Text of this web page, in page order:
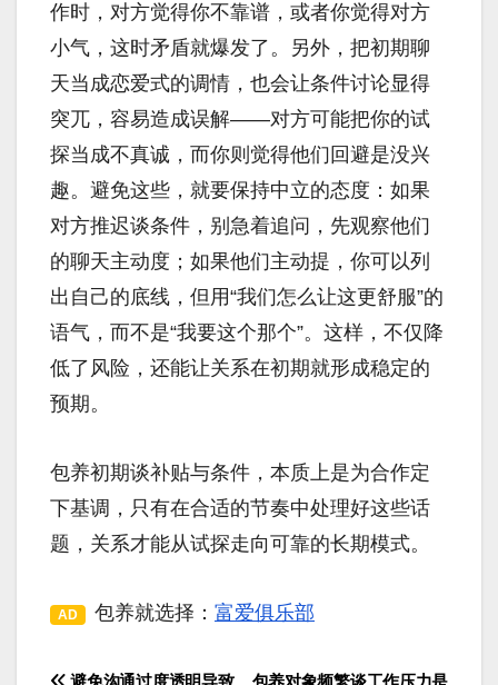
作时，对方觉得你不靠谱，或者你觉得对方
小气，这时矛盾就爆发了。另外，把初期聊
天当成恋爱式的调情，也会让条件讨论显得
突兀，容易造成误解——对方可能把你的试
探当成不真诚，而你则觉得他们回避是没兴
趣。避免这些，就要保持中立的态度：如果
对方推迟谈条件，别急着追问，先观察他们
的聊天主动度；如果他们主动提，你可以列
出自己的底线，但用“我们怎么让这更舒服”的
语气，而不是“我要这个那个”。这样，不仅降
低了风险，还能让关系在初期就形成稳定的
预期。
包养初期谈补贴与条件，本质上是为合作定
下基调，只有在合适的节奏中处理好这些话
题，关系才能从试探走向可靠的长期模式。
AD 包养就选择： 富爱俱乐部